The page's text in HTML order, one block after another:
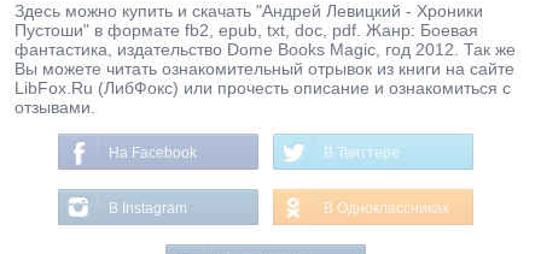
Здесь можно купить и скачать "Андрей Левицкий - Хроники
Пустоши" в формате fb2, epub, txt, doc, pdf. Жанр: Боевая
фантастика, издательство Dome Books Magic, год 2012. Так же
Вы можете читать ознакомительный отрывок из книги на сайте
LibFox.Ru (ЛибФокс) или прочесть описание и ознакомиться с
отзывами.
На Facebook В Твиттере
В Instagram В Одноклассниках